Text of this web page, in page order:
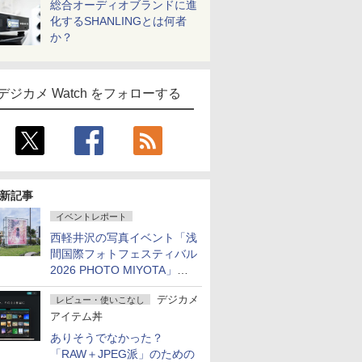
総合オーディオブランドに進
化するSHANLINGとは何者
か？
ジカメ Watch をフォローする
記事
イベントレポート
西軽井沢の写真イベント「浅
間国際フォトフェスティバル
2026 PHOTO MIYOTA」が
開幕
レビュー・使いこなし
デジカメ
アイテム丼
ありそうでなかった？
「RAW＋JPEG派」のための